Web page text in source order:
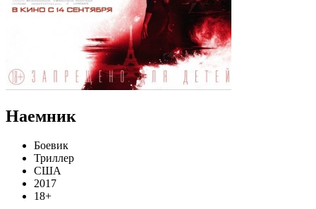
Наемник
Боевик
Триллер
США
2017
18+